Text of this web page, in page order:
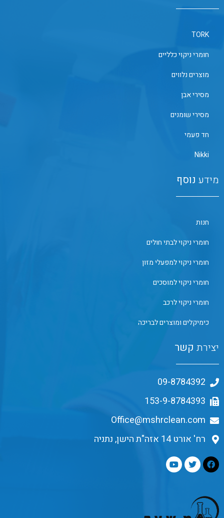
TORK
חומרי ניקוי כלליים
מוצרים נלווים
מסירי אבן
מסירי שומנים
חד פעמי
Nikki
מידע נוסף
חנות
חומרי ניקוי לבתי חולים
חומרי ניקוי למפעלי מזון
חומרי ניקוי למוסכים
חומרי ניקוי לרכב
כימיקלים ומוצרים לבריכה
יצירת קשר
09-8784392
153-9-8784393
Office@mshrclean.com
רח' אורט 14 אזה"ת הישן, נתניה